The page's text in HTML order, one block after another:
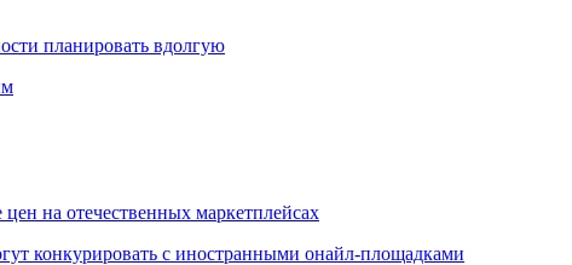
планировать вдолгую
на отечественных маркетплейсах
конкурировать с иностранными онайл-площадками